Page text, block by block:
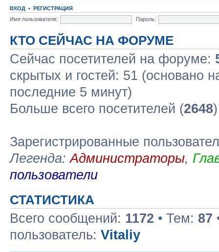
ВХОД • РЕГИСТРАЦИЯ
Имя пользователя:
Пароль:
КТО СЕЙЧАС НА ФОРУМЕ
Сейчас посетителей на форуме:
скрытых и гостей: 51 (основано
последние 5 минут)
Больше всего посетителей (2648
Зарегистрированные
Легенда:Администраторы,
пользователи
СТАТИСТИКА
Всего сообщений: 1172 • Тем: 87
пользователь: Vitaliy